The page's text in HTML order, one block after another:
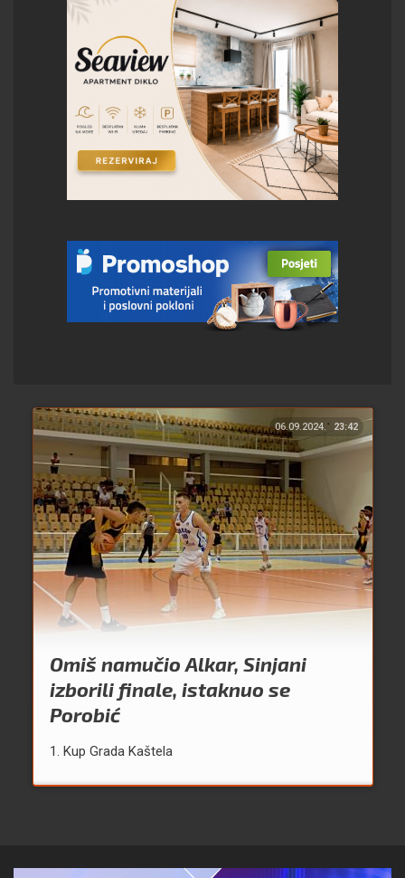
06.09.2024. 23:42
Omiš namučio Alkar, Sinjani
izborili finale, istaknuo se
Porobić
1. Kup Grada Kaštela